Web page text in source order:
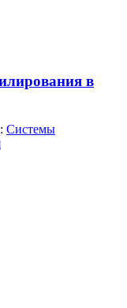
в
Системы